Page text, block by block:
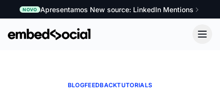
NOVO Apresentamos New source: LinkedIn Mentions
BLOGFEEDBACKTUTORIALS